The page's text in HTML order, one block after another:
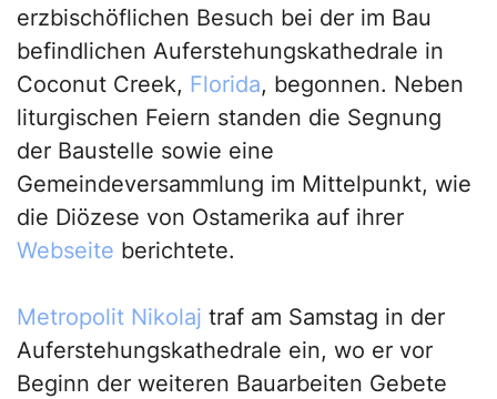
erzbischöflichen Besuch bei der im Bau
befindlichen Auferstehungskathedrale in
Coconut Creek, Florida, begonnen. Neben
liturgischen Feiern standen die Segnung
der Baustelle sowie eine
Gemeindeversammlung im Mittelpunkt, wie
die Diözese von Ostamerika auf ihrer
Webseite berichtete.
Metropolit Nikolaj traf am Samstag in der
Auferstehungskathedrale ein, wo er vor
Beginn der weiteren Bauarbeiten Gebete